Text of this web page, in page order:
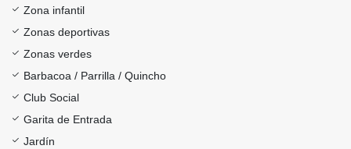
Zona infantil
Zonas deportivas
Zonas verdes
Barbacoa / Parrilla / Quincho
Club Social
Garita de Entrada
Jardín